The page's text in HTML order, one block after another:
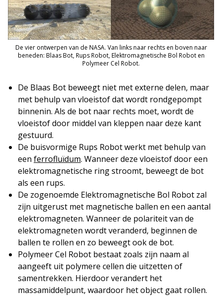
De vier ontwerpen van de NASA. Van links naar rechts en boven naar
beneden: Blaas Bot, Rups Robot, Elektromagnetische Bol Robot en
Polymeer Cel Robot.
De Blaas Bot beweegt niet met externe delen, maar
met behulp van vloeistof dat wordt rondgepompt
binnenin. Als de bot naar rechts moet, wordt de
vloeistof door middel van kleppen naar deze kant
gestuurd.
De buisvormige Rups Robot werkt met behulp van
een ferrofluïdum. Wanneer deze vloeistof door een
elektromagnetische ring stroomt, beweegt de bot
als een rups.
De zogenoemde Elektromagnetische Bol Robot zal
zijn uitgerust met magnetische ballen en een aantal
elektromagneten. Wanneer de polariteit van de
elektromagneten wordt veranderd, beginnen de
ballen te rollen en zo beweegt ook de bot.
Polymeer Cel Robot bestaat zoals zijn naam al
aangeeft uit polymere cellen die uitzetten of
samentrekken. Hierdoor verandert het
massamiddelpunt, waardoor het object gaat rollen.